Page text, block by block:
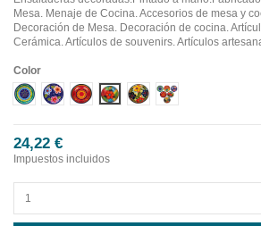
Mesa. Menaje de Cocina. Accesorios de mesa y
Decoración de Mesa. Decoración de cocina.
Cerámica. Artículos de souvenirs. Artículos
Color
Diseño 1Diseño 2Diseño 3Diseño 4Diseño 5Diseño 6
24,22 €
Impuestos incluidos